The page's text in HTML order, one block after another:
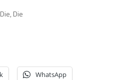
Die
WhatsApp